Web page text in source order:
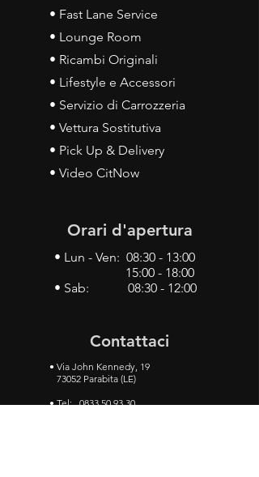
• Fast Lane Service
• Lounge Room
• Ricambi Originali
• Lifestyle e Accessori
• Servizio di Carrozzeria
• Vettura Sostitutiva
• Pick Up & Delivery
• Video CitNow
Orari d'apertura
• Lun - Ven: 08:30 - 13:00
15:00 - 18:00
• Sab: 08:30 - 12:00
Contattaci
• Via John Kennedy, 19
73052 Parabita (LE)
• Tel:0833 50 93 30